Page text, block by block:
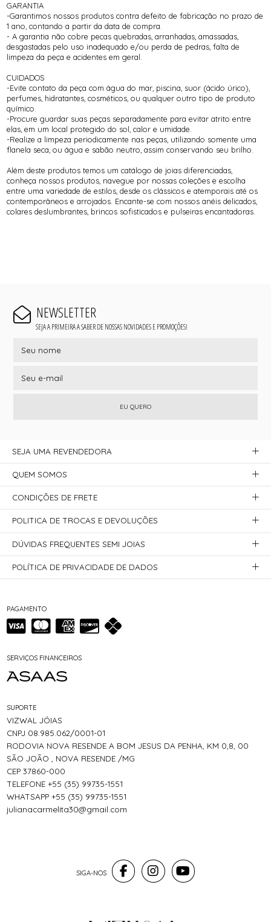
GARANTIA
-Garantimos nossos produtos contra defeito de fabricação no prazo de
1 ano, contando a partir da data de compra.
- A garantia não cobre pecas quebradas, arranhadas, amassadas,
desgastadas pelo uso inadequado e/ou perda de pedras, falta de
limpeza da peça e acidentes em geral.
CUIDADOS
-Evite contato da peça com água do mar, piscina, suor (ácido úrico),
perfumes, hidratantes, cosméticos, ou qualquer outro tipo de produto
químico.
-Procure guardar suas peças separadamente para evitar atrito entre
elas, em um local protegido do sol, calor e umidade.
-Realize a limpeza periodicamente nas peças, utilizando somente uma
flanela seca, ou água e sabão neutro, assim conservando seu brilho.
Além deste produtos temos um catálogo de joias diferenciadas,
conheça nossos produtos, navegue por nossas coleções e escolha
entre uma variedade de estilos, desde os clássicos e atemporais até os
contemporâneos e arrojados. Encante-se com nossos anéis delicados,
colares deslumbrantes, brincos sofisticados e pulseiras encantadoras.
NEWSLETTER
SEJA A PRIMEIRA A SABER DE NOSSAS NOVIDADES E PROMOÇÕES!
EU QUERO
PAGAMENTO
SERVIÇOS FINANCEIROS
SUPORTE
VIZWAL JÓIAS
CNPJ 08.985.062/0001-01
RODOVIA NOVA RESENDE A BOM JESUS DA PENHA, KM 0,8, 00
SÃO JOÃO , NOVA RESENDE /MG
CEP 37860-000
TELEFONE +55 (35) 99735-1551
WHATSAPP +55 (35) 99735-1551
julianacarmelita30@gmail.com
SEJA UMA REVENDEDORA
QUEM SOMOS
CONDIÇÕES DE FRETE
POLITICA DE TROCAS E DEVOLUÇÕES
DÚVIDAS FREQUENTES SEMI JOIAS
POLÍTICA DE PRIVACIDADE DE DADOS